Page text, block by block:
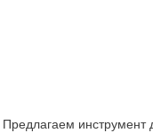
Предлагаем инструмент